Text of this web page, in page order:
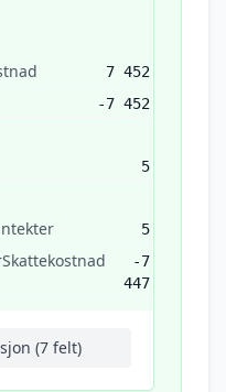
7 452
-7 452
5
5
-7
447
(7 felt)